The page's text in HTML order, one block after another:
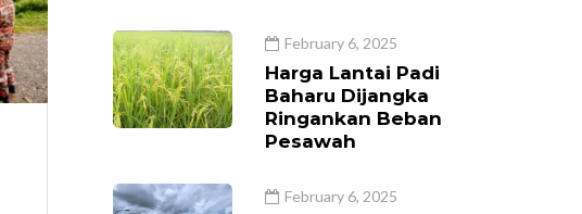
February 6, 2025
Harga Lantai Padi
Baharu Dijangka
Ringankan Beban
Pesawah
February 6, 2025